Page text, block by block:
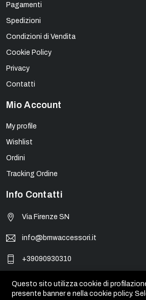
Pagamenti
Spedizioni
Condizioni di Vendita
Cookie Policy
Privacy
Contatti
Mio Account
My profile
Wishlist
Ordini
Tracking Ordine
Info Contatti
Via Firenze SN
info@bmwaccessori.it
+39090930310
© BMW Accessori - PIVA 01931450835.
Questo sito utilizza cookie di
presente banner e nella cookie policy.